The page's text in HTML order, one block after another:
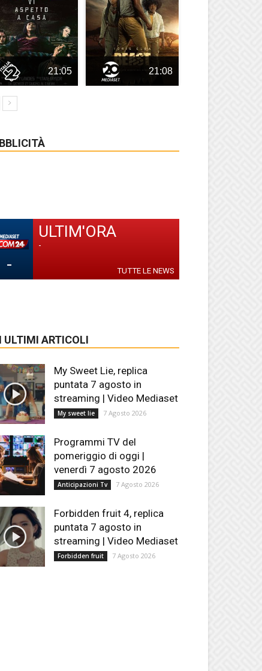
21:05 21:08
-
ULTIM'ORA
-
TUTTE LE NEWS
ULTIMI ARTICOLI
My Sweet Lie, replica
puntata 7 agosto in
streaming | Video Mediaset
My sweet lie 7 Agosto 2026
Programmi TV del
pomeriggio di oggi |
venerdì 7 agosto 2026
Anticipazioni Tv 7 Agosto 2026
Forbidden fruit 4, replica
puntata 7 agosto in
streaming | Video Mediaset
Forbidden fruit 7 Agosto 2026